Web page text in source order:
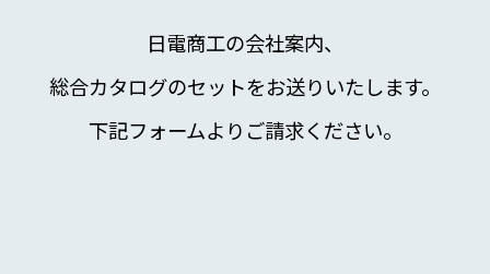
日電商工の会社案内、
総合カタログのセットをお送りいたします。
下記フォームよりご請求ください。